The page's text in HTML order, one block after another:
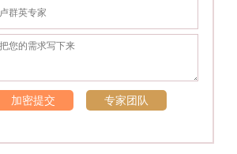
加密提交 专家团队